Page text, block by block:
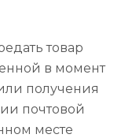
товар
в момент
получения
почтовой
месте